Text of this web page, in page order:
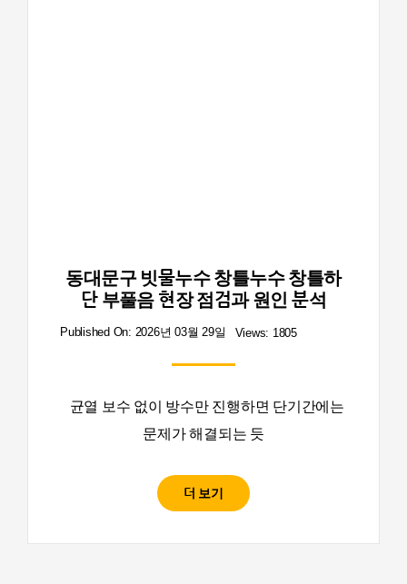
동대문구 빗물누수 창틀누수 창틀하
단 부풀음 현장 점검과 원인 분석
Published On: 2026년 03월 29일 Views: 1805
균열 보수 없이 방수만 진행하면 단기간에는
문제가 해결되는 듯
더 보기